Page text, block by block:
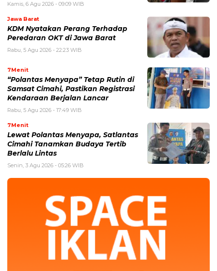
Kamis, 6 Agu 2026 - 09:09 WIB
Jawa Barat
KDM Nyatakan Perang Terhadap
Peredaran OKT di Jawa Barat
Rabu, 5 Agu 2026 - 22:23 WIB
7Menit
“Polantas Menyapa” Tetap Rutin di
Samsat Cimahi, Pastikan Registrasi
Kendaraan Berjalan Lancar
Rabu, 5 Agu 2026 - 17:49 WIB
7Menit
Lewat Polantas Menyapa, Satlantas
Cimahi Tanamkan Budaya Tertib
Berlalu Lintas
Senin, 3 Agu 2026 - 05:26 WIB